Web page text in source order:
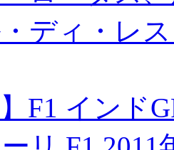
ディ・レ
】F1 インド